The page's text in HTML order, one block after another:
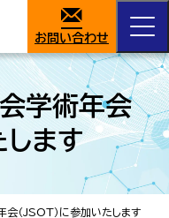
お問い合わせ
学術年会
します
（JSOT）に参加いたします